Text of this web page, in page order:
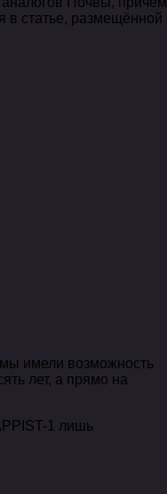
в статье, размещённой
имели возможность
лет, а прямо на
1 лишь